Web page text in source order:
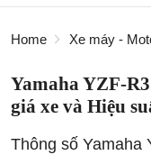
Home
Xe máy -
Yamaha YZF-
giá xe và Hiệu
Thông số Yamaha